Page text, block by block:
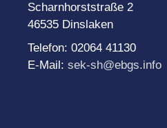
Scharnhorststraße 2
46535 Dinslaken
Telefon: 02064 41130
E-Mail: sek-sh@ebgs.info